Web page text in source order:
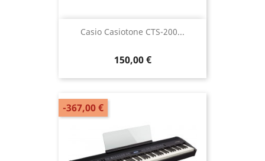
Casio Casiotone CTS-200...
150,00 €
-367,00 €